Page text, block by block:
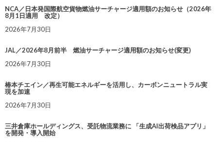
NCA／日本発国際航空貨物燃油サーチャージ適用額のお知らせ（2026年
8月1日適用 改定）
2026年7月30日
JAL／2026年8月前半 燃油サーチャージ適用額のお知らせ(変更)
2026年7月30日
椿本チエイン／再生可能エネルギーを活用し、カーボンニュートラル実
現を加速
2026年7月30日
三井倉庫ホールディングス、受託物流業務に 「生成AI出荷検品アプリ」
を開発・導入開始